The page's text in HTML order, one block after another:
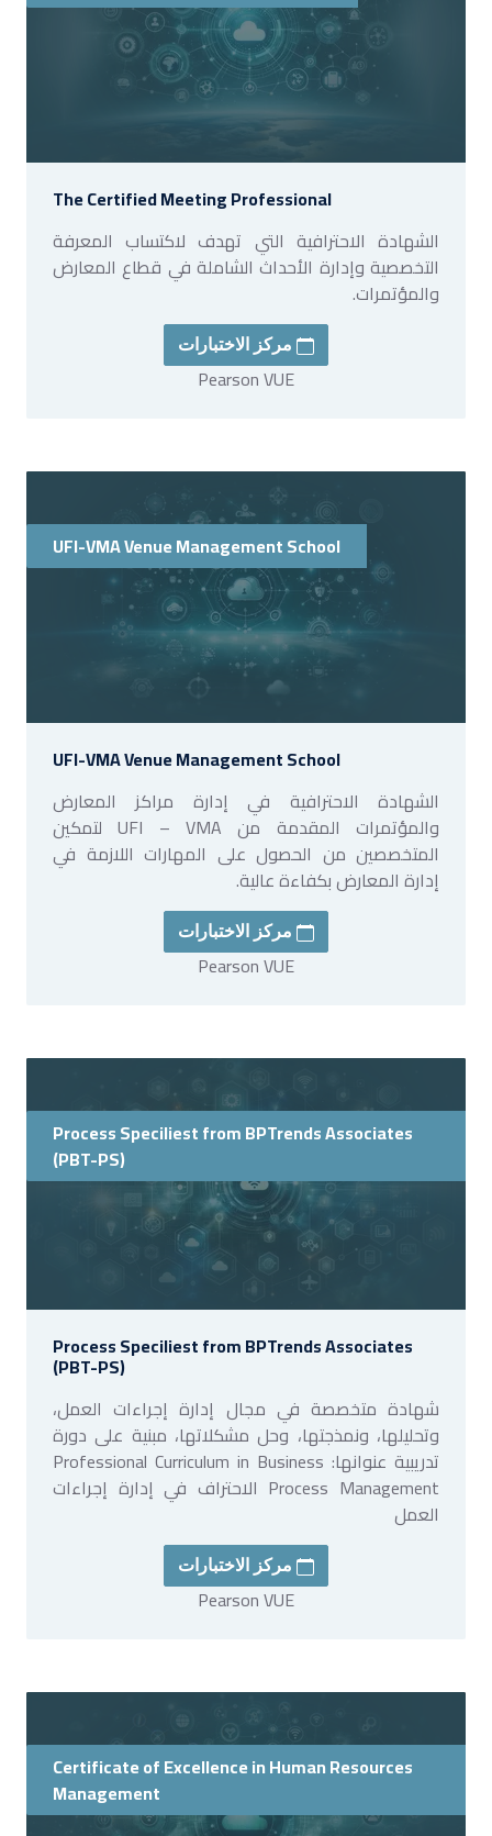
The Certified Meeting Professional
الشهادة الاحترافية التي تهدف لاكتساب المعرفة
التخصصية وإدارة الأحداث الشاملة في قطاع المعارض
والمؤتمرات.
مركز الاختبارات
Pearson VUE
UFI-VMA Venue Management School
UFI-VMA Venue Management School
الشهادة الاحترافية في إدارة مراكز المعارض
والمؤتمرات المقدمة من UFI – VMA لتمكين
المتخصصين من الحصول على المهارات اللازمة في
إدارة المعارض بكفاءة عالية.
مركز الاختبارات
Pearson VUE
Process Speciliest from BPTrends Associates
(PBT-PS)
Process Speciliest from BPTrends Associates
(PBT-PS)
شهادة متخصصة في مجال إدارة إجراءات العمل،
وتحليلها، ونمذجتها، وحل مشكلاتها، مبنية على دورة
تدريبية عنوانها: Professional Curriculum in Business
Process Management الاحتراف في إدارة إجراءات
العمل
مركز الاختبارات
Pearson VUE
Certificate of Excellence in Human Resources
Management